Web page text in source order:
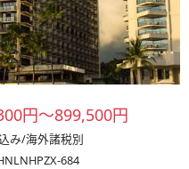
円～899,500円
み/海外諸税別
684